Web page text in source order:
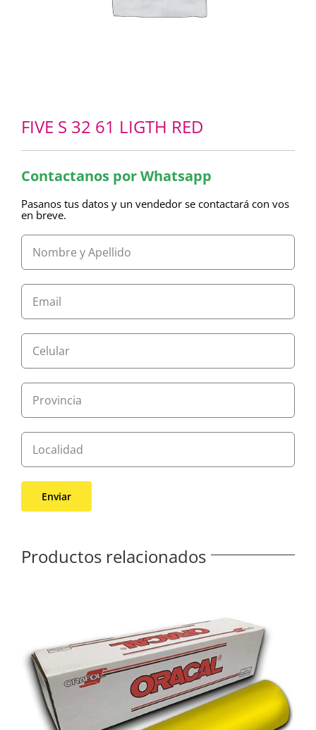
FIVE S 32 61 LIGTH RED
Contactanos por Whatsapp
Pasanos tus datos y un vendedor se contactará con vos
en breve.
Productos relacionados